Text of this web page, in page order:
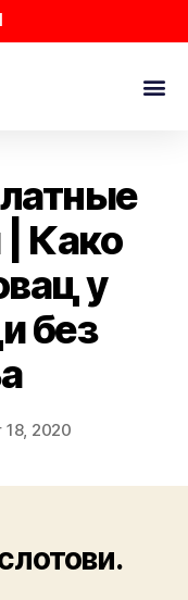
| Како
у
без
18, 2020